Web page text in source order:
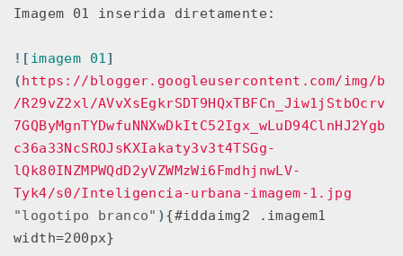
Imagem 01 inserida diretamente:
![ imagem 01]
(https://blogger.googleusercontent.com/img/b
/R29vZ2xl/AVvXsEgkrSDT9HQxTBFCn_Jiw1jStbOcrv
7GQByMgnTYDwfuNNXwDkItC52Igx_wLuD94ClnHJ2Ygb
c36a33NcSROJsKXIakaty3v3t4TSGg-
lQk80INZMPWQdD2yVZWMzWi6FmdhjnwLV-
Tyk4/s0/Inteligencia-urbana-imagem-1.jpg
"logotipo branco" ){#iddaimg2 .imagem1
width=200px}